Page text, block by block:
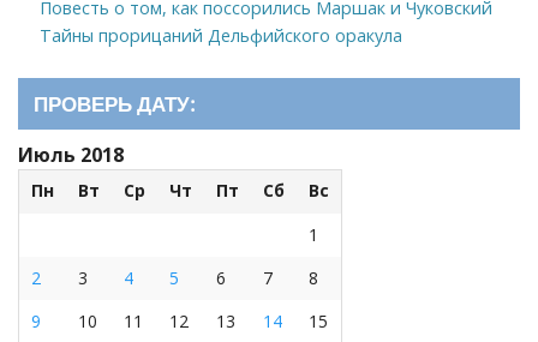
Повесть о том, как поссорились Маршак и Чуковский
Тайны прорицаний Дельфийского оракула
ПРОВЕРЬ ДАТУ:
Июль 2018
Пн Вт Ср Чт Пт Сб
Вс
1
2
3 4 5 6 7
8
9
10 11 12 13 14
15